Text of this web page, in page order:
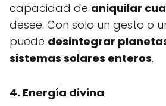
capacidad de aniquilar
desee. Con solo un gesto o
puede desintegrar
sistemas solares enteros.
4. Energía divina